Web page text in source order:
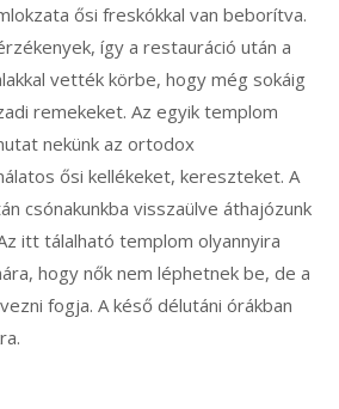
ősi freskókkal van beborítva.
így a restauráció után a
vették körbe, hogy még sokáig
remekeket. Az egyik templom
nekünk az ortodox
ősi kellékeket, kereszteket. A
csónakunkba visszaülve áthajózunk
itt tálalható templom olyannyira
hogy nők nem léphetnek be, de a
fogja. A késő délutáni órákban